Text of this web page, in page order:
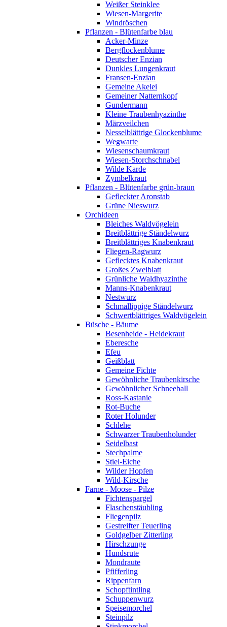
Weißer Steinklee
Wiesen-Margerite
Windröschen
Pflanzen - Blütenfarbe blau
Acker-Minze
Bergflockenblume
Deutscher Enzian
Dunkles Lungenkraut
Fransen-Enzian
Gemeine Akelei
Gemeiner Natternkopf
Gundermann
Kleine Traubenhyazinthe
Märzveilchen
Nesselblättrige Glockenblume
Wegwarte
Wiesenschaumkraut
Wiesen-Storchschnabel
Wilde Karde
Zymbelkraut
Pflanzen - Blütenfarbe grün-braun
Gefleckter Aronstab
Grüne Nieswurz
Orchideen
Bleiches Waldvögelein
Breitblättrige Ständelwurz
Breitblättriges Knabenkraut
Fliegen-Ragwurz
Geflecktes Knabenkraut
Großes Zweiblatt
Grünliche Waldhyazinthe
Manns-Knabenkraut
Nestwurz
Schmallippige Ständelwurz
Schwertblättriges Waldvögelein
Büsche - Bäume
Besenheide - Heidekraut
Eberesche
Efeu
Geißblatt
Gemeine Fichte
Gewöhnliche Traubenkirsche
Gewöhnlicher Schneeball
Ross-Kastanie
Rot-Buche
Roter Holunder
Schlehe
Schwarzer Traubenholunder
Seidelbast
Stechpalme
Stiel-Eiche
Wilder Hopfen
Wild-Kirsche
Farne - Moose - Pilze
Fichtenspargel
Flaschenstäubling
Fliegenpilz
Gestreifter Teuerling
Goldgelber Zitterling
Hirschzunge
Hundsrute
Mondraute
Pfifferling
Rippenfarn
Schopftintling
Schuppenwurz
Speisemorchel
Steinpilz